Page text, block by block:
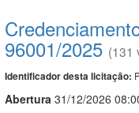
96001/2025 (131
Identificador desta licitação:
Abertura 31/12/2026